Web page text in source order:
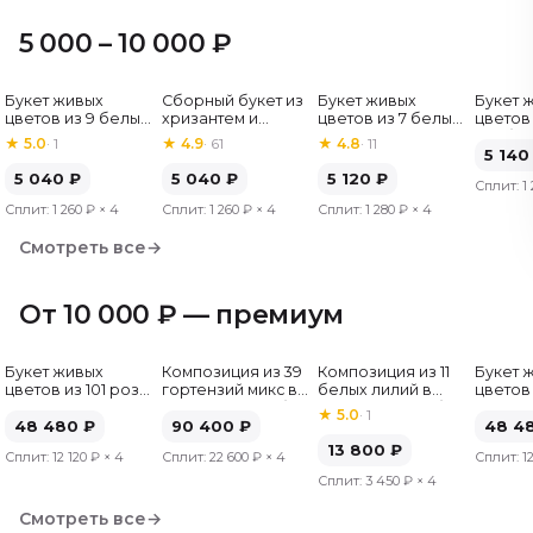
5 000 – 10 000 ₽
Букет живых
цветов из 9 белых
роз, Эквадор, 60
см
★ 5.0· 1
5 040 ₽
Сплит: 1 260 ₽ × 4
Хит
Сборный букет из
хризантем и
альстромерий
★ 4.9· 61
5 040 ₽
Сплит: 1 260 ₽× 4
Букет живых
цветов из 7 белых
хризантем
★4.8·11
5 120 ₽
Сплит:1 280 ₽ × 4
Букет
цветов
5 140
Сплит: 1
Смотреть все→
От 10 000 ₽ — премиум
Букет живых
цветов из 101 розы
см
48 480 ₽
Сплит: 12 120 ₽ × 4
Композиция из 39
гортензий микс в
90 400 ₽
Сплит: 22 600 ₽× 4
Композиция из 11
белых лилий в
шляпной коробке
★5.0·1
13 800 ₽
Сплит:3 450 ₽ × 4
Букет
цветов
см
48
Сплит:
Смотреть все→